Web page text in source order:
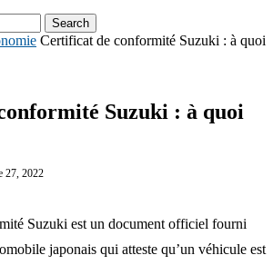
Search
Certificat de conformité Suzuki : à quoi
Suzuki : à quoi
27, 2022
Suzuki est un document officiel fourni
japonais qui atteste qu’un véhicule est